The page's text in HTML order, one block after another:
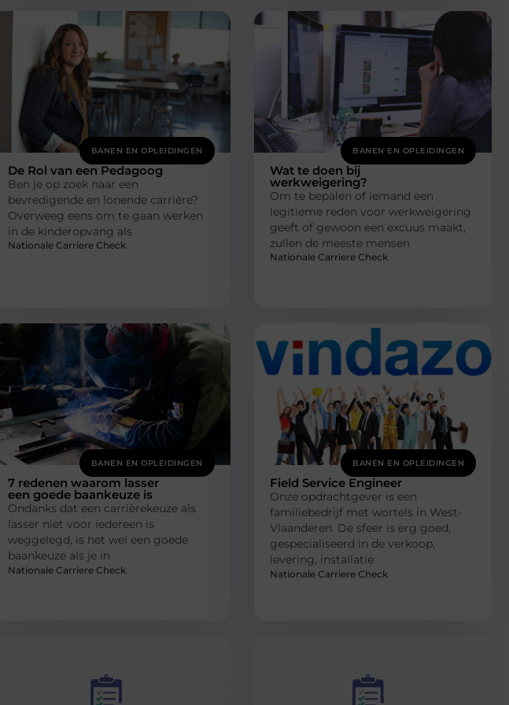
BANEN EN OPLEIDINGEN
De Rol van een Pedagoog
Ben je op zoek naar een
bevredigende en lonende carrière?
Overweeg eens om te gaan werken
in de kinderopvang als
Nationale Carriere Check
BANEN EN OPLEIDINGEN
Wat te doen bij
werkweigering?
Om te bepalen of iemand een
legitieme reden voor werkweigering
geeft of gewoon een excuus maakt,
zullen de meeste mensen
Nationale Carriere Check
BANEN EN OPLEIDINGEN
7 redenen waarom lasser
een goede baankeuze is
Ondanks dat een carrièrekeuze als
lasser niet voor iedereen is
weggelegd, is het wel een goede
baankeuze als je in
Nationale Carriere Check
BANEN EN OPLEIDINGEN
Field Service Engineer
Onze opdrachtgever is een
familiebedrijf met wortels in West-
Vlaanderen. De sfeer is erg goed,
gespecialiseerd in de verkoop,
levering, installatie
Nationale Carriere Check